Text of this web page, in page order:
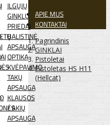
ILGŲJŲ
GINKLŲ
PRIEDAI
BALISTINĖ
APSAUGA
OPTIKA
KVĖPAVIMO
TAKŲ
APSAUGA
KLAUSOS
/ AKIŲ
APSAUGA
APIE MUS
KONTAKTAI
Pagrindinis
GINKLAI
Pistoletai
Pistoletas HS H11
(Hellcat)